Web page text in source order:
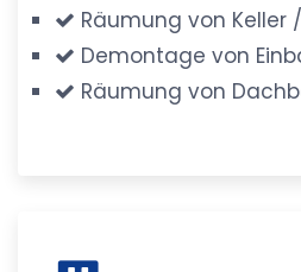
Räumung von Keller
Demontage von
Räumung von